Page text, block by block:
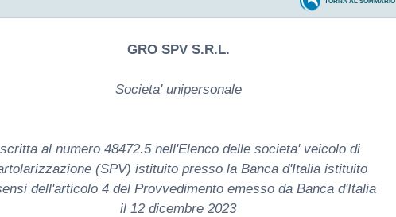
GRO SPV S.R.L.
Societa' unipersonale
al numero 48472.5 nell'Elenco delle societa' veicolo di
(SPV) istituito presso la Banca d'Italia istituito
dell'articolo 4 del Provvedimento emesso da Banca d'Italia
il 12 dicembre 2023